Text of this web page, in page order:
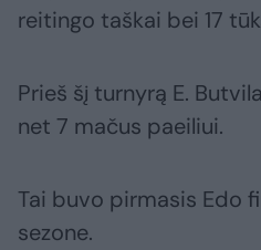
reitingo taškai bei 17
Prieš šį turnyrą E.
net 7 mačus paeiliui.
Tai buvo pirmasis Edo
sezone.